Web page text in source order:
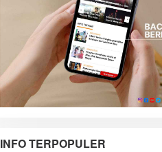
INFO TERPOPULER